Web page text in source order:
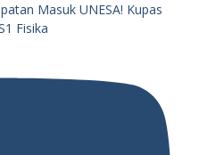
Masuk UNESA! Kupas
Fisika